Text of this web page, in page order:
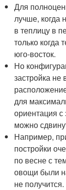
Для
лучше, когда
в теплицу в
только когда
юго-восток.
Но
застройка не
для
ориентация с
можно
Например,
постройки
по весне с
овощи были
не получится.